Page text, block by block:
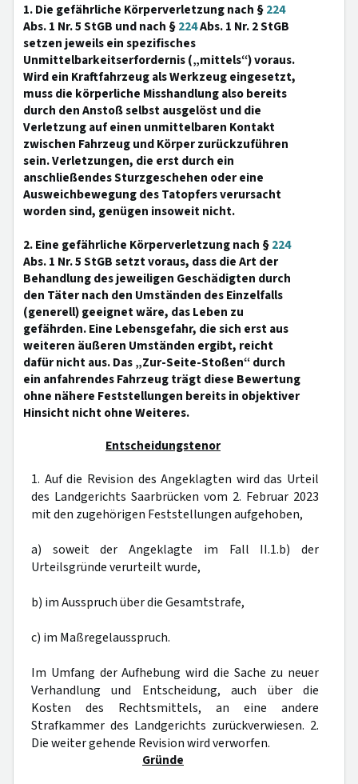
1. Die gefährliche Körperverletzung nach §224
Abs. 1 Nr. 5 StGB und nach §224Abs. 1 Nr. 2 StGB
setzen jeweils ein spezifisches
Unmittelbarkeitserfordernis („mittels“) voraus.
Wird ein Kraftfahrzeug als Werkzeug eingesetzt,
muss die körperliche Misshandlung also bereits
durch den Anstoß selbst ausgelöst und die
Verletzung auf einen unmittelbaren Kontakt
zwischen Fahrzeug und Körper zurückzuführen
sein. Verletzungen, die erst durch ein
anschließendes Sturzgeschehen oder eine
Ausweichbewegung des Tatopfers verursacht
worden sind, genügen insoweit nicht.
2. Eine gefährliche Körperverletzung nach §224
Abs. 1 Nr. 5 StGB setzt voraus, dass die Art der
Behandlung des jeweiligen Geschädigten durch
den Täter nach den Umständen des Einzelfalls
(generell) geeignet wäre, das Leben zu
gefährden. Eine Lebensgefahr, die sich erst aus
weiteren äußeren Umständen ergibt, reicht
dafür nicht aus. Das „Zur-Seite-Stoßen“ durch
ein anfahrendes Fahrzeug trägt diese Bewertung
ohne nähere Feststellungen bereits in objektiver
Hinsicht nicht ohne Weiteres.
Entscheidungstenor
1. Auf die Revision des Angeklagten wird das Urteil
des Landgerichts Saarbrücken vom 2. Februar 2023
mit den zugehörigen Feststellungen aufgehoben,
a) soweit der Angeklagte im Fall II.1.b) der
Urteilsgründe verurteilt wurde,
b) im Ausspruch über die Gesamtstrafe,
c) im Maßregelausspruch.
Im Umfang der Aufhebung wird die Sache zu neuer
Verhandlung und Entscheidung, auch über die
Kosten des Rechtsmittels, an eine andere
Strafkammer des Landgerichts zurückverwiesen. 2.
Die weiter gehende Revision wird verworfen.
Gründe